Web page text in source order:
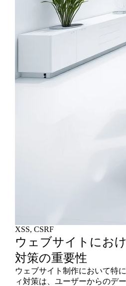
XSS, CSRF
ウェブサイトにお
対策の重要性
ウェブサイト制作において特
ィ対策は、ユーザーからのデ